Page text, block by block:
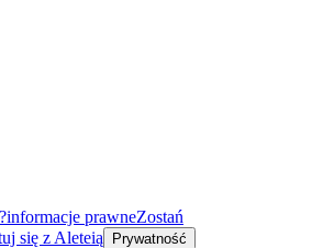
informacje prawneZostań
się z Aleteią Prywatność